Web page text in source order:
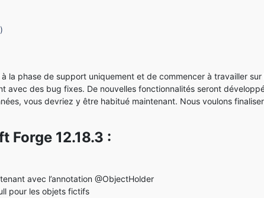
la phase de support uniquement et de commencer à travailler sur
avec des bug fixes. De nouvelles fonctionnalités seront
vous devriez y être habitué maintenant. Nous voulons
Forge 12.18.3 :
avec l’annotation @ObjectHolder
pour les objets fictifs